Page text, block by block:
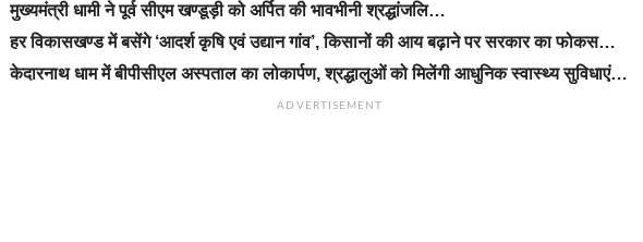
मुख्यमंत्री धामी ने पूर्व सीएम खण्डूड़ी को अर्पित की भावभीनी श्रद्धांजलि…
हर विकासखण्ड में बसेंगे ‘आदर्श कृषि एवं उद्यान गांव’, किसानों की आय बढ़ाने पर सरकार का फोकस…
केदारनाथ धाम में बीपीसीएल अस्पताल का लोकार्पण, श्रद्धालुओं को मिलेंगी आधुनिक स्वास्थ्य सुविधाएं…
ADVERTISEMENT